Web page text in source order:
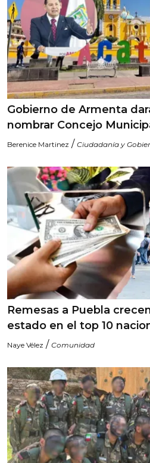
Gobierno de Armenta
nombrar Concejo
Berenice Martinez / Ciudadanía y
Remesas a Puebla
estado en el top 10
Naye Vélez / Comunidad